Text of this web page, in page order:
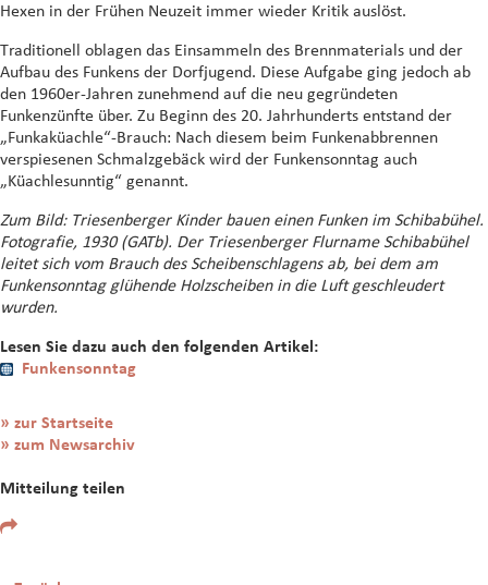
Hexen in der Frühen Neuzeit immer wieder Kritik auslöst.
Traditionell oblagen das Einsammeln des Brennmaterials und der
Aufbau des Funkens der Dorfjugend. Diese Aufgabe ging jedoch ab
den 1960er-Jahren zunehmend auf die neu gegründeten
Funkenzünfte über. Zu Beginn des 20. Jahrhunderts entstand der
„Funkaküachle“-Brauch: Nach diesem beim Funkenabbrennen
verspiesenen Schmalzgebäck wird der Funkensonntag auch
„Küachlesunntig“ genannt.
Zum Bild: Triesenberger Kinder bauen einen Funken im Schibabühel.
Fotografie, 1930 (GATb). Der Triesenberger Flurname Schibabühel
leitet sich vom Brauch des Scheibenschlagens ab, bei dem am
Funkensonntag glühende Holzscheiben in die Luft geschleudert
wurden.
Lesen Sie dazu auch den folgenden Artikel:
Funkensonntag
» zur Startseite
» zum Newsarchiv
Mitteilung teilen